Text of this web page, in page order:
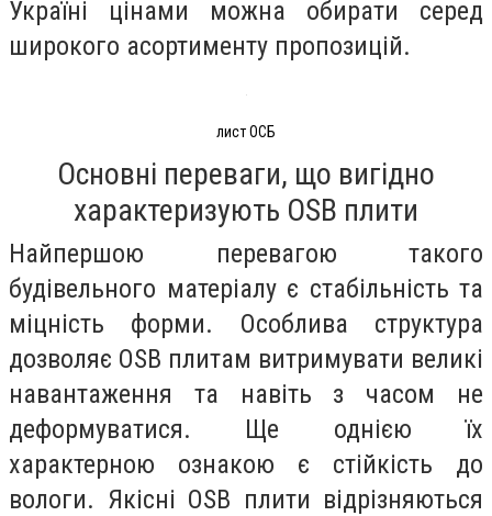
Україні цінами можна обирати серед
широкого асортименту пропозицій.
лист ОСБ
Основні переваги, що вигідно
характеризують OSB плити
Найпершою перевагою такого
будівельного матеріалу є стабільність та
міцність форми. Особлива структура
дозволяє OSB плитам витримувати великі
навантаження та навіть з часом не
деформуватися. Ще однією їх
характерною ознакою є стійкість до
вологи. Якісні OSB плити відрізняються